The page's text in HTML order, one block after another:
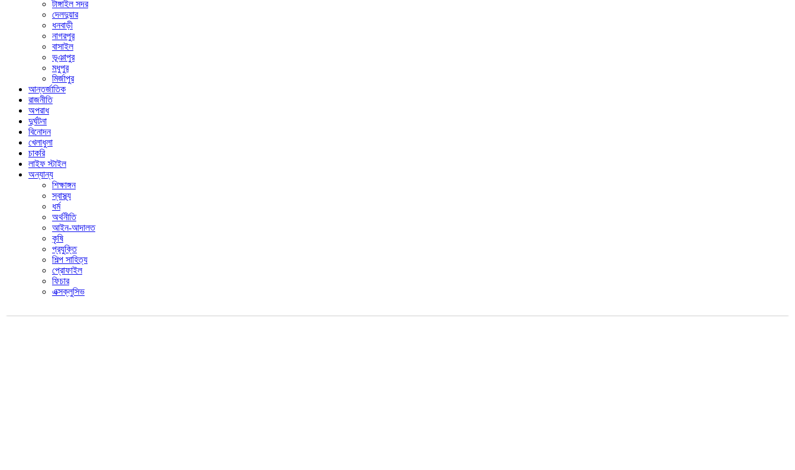
টাঙ্গাইল সদর
দেলদুয়ার
ধনবাড়ী
নাগরপুর
বাসাইল
ভূঞাপুর
মধুপুর
মির্জাপুর
আন্তর্জাতিক
রাজনীতি
অপরাধ
দুর্ঘটনা
বিনোদন
খেলাধুলা
চাকরি
লাইফ স্টাইল
অন্যান্য
শিক্ষাঙ্গন
স্বাস্থ্য
ধর্ম
অর্থনীতি
আইন-আদালত
কৃষি
প্রযুক্তি
শিল্প সাহিত্য
প্রোফাইল
ফিচার
এক্সক্লুসিভ